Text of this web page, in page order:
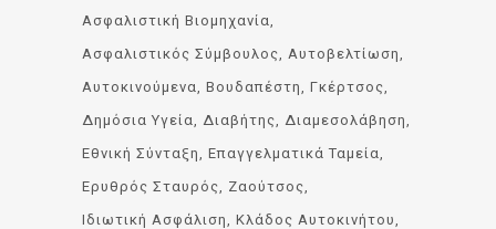
Ασφαλιστική Βιομηχανία
Ασφαλιστικός Σύμβουλος
Αυτοβελτίωση
Αυτοκινούμενα
Βουδαπέστη
Γκέρτσος
Δημόσια Υγεία
Διαβήτης
Διαμεσολάβηση
Εθνική Σύνταξη
Επαγγελματικά Ταμεία
Ερυθρός Σταυρός
Ζαούτσος
Ιδιωτική Ασφάλιση
Κλάδος Αυτοκινήτου